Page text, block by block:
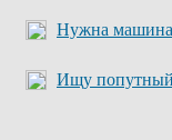
Нужна
Ищу попутный